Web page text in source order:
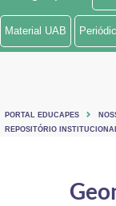
Ministério de Minas e
Ministério do Turismo
Controladoria-Geral da
Material UAB
PORTAL EDUCAPES
REPOSITÓRIO